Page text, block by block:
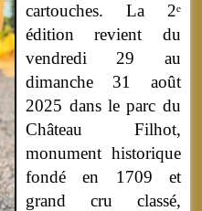
cartouches. La 2ᵉ
édition revient du
vendredi 29 au
dimanche 31 août
2025 dans le parc du
Château Filhot,
monument historique
fondé en 1709 et
grand cru classé,